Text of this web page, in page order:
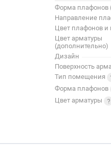
Форма плафонов
Направление
Цвет плафонов и
Цвет арматуры
(дополнительно)
Дизайн
Поверхность
Тип помещения
Форма плафонов
Цвет арматуры